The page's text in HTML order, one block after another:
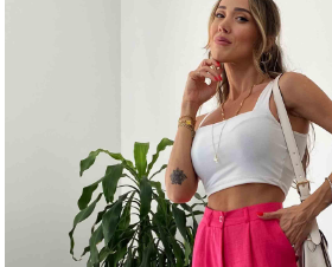
Çarkı çevir ve fırsatı yakala !
Tanıtım, pazarlama, reklam ve benzeri amaçlarla
gönderilmesine izin veriyorum.Elektronik Ticari
okudum onay veriyorum.
Paylaştığım bilgilerinKVKK kapsamında